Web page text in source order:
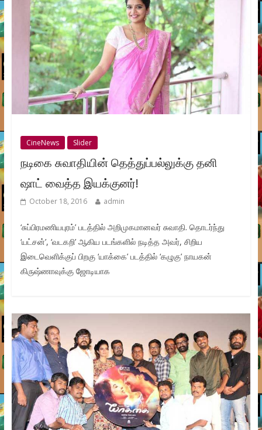
CineNews Slider
நடிகை சுவாதியின் தெத்துப்பல்லுக்கு தனி
ஷாட் வைத்த இயக்குனர்!
October 18, 2016 admin
‘சுப்பிரமணியபுரம்’ படத்தில் அறிமுகமானவர் சுவாதி. தொடர்ந்து
‘யட்சன்’, ‘வடகறி’ ஆகிய படங்களில் நடித்த அவர், சிறிய
இடைவெளிக்குப் பிறகு ‘யாக்கை’ படத்தில் ‘கழுகு’ நாயகன்
கிருஷ்ணாவுக்கு ஜோடியாக